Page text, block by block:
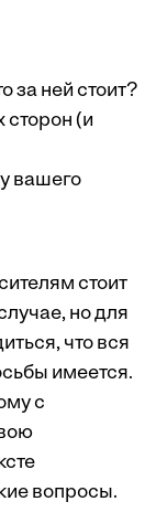
за ней стоит?
сторон (и
вашего
стоит
но для
что вся
имеется.
с
вопросы.